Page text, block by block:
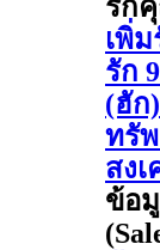
รัก
เพิ่ม
รัก
(ฮัก
ทรั
สง
ข้อ